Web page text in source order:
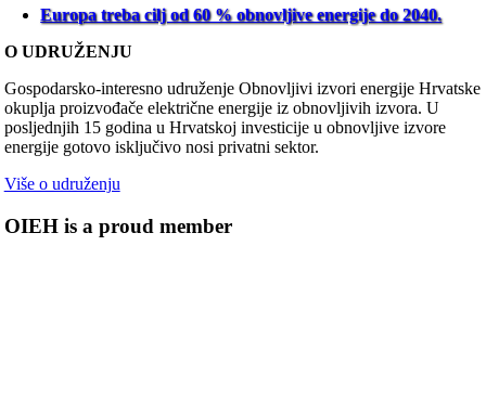
Europa treba cilj od 60 % obnovljive energije do 2040.
O UDRUŽENJU
Gospodarsko-interesno udruženje Obnovljivi izvori energije Hrvatske
okuplja proizvođače električne energije iz obnovljivih izvora. U
posljednjih 15 godina u Hrvatskoj investicije u obnovljive izvore
energije gotovo isključivo nosi privatni sektor.
Više o udruženju
OIEH is a proud member